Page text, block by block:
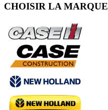
CHOISIR LA MARQUE